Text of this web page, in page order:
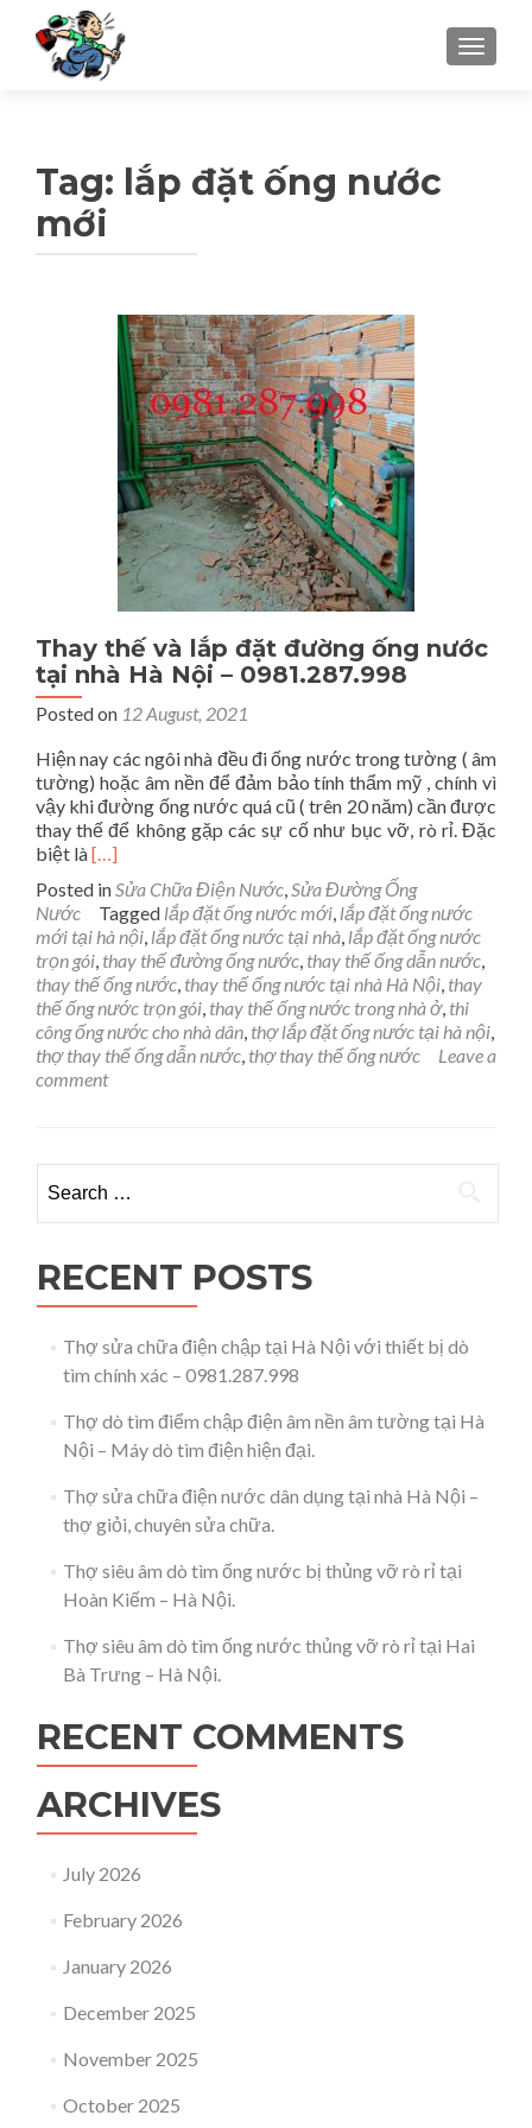
Tag: lắp đặt ống nước
mới
Thay thế và lắp đặt đường ống nước
tại nhà Hà Nội – 0981.287.998
Posted on 12 August, 2021
Hiện nay các ngôi nhà đều đi ống nước trong tường ( âm
tường) hoặc âm nền để đảm bảo tính thẩm mỹ , chính vì
vậy khi đường ống nước quá cũ ( trên 20 năm) cần được
thay thế để không gặp các sự cố như bục vỡ, rò rỉ. Đặc
biệt làRead
more
about
Thay
thế
và
lắp
đặt
đường
ống
nước
Hà
Nội
[…]
Posted inSửa Chữa Điện Nước,Sửa Đường Ống
Nước
Tagged lắp đặt ống nước mới, lắp đặt ống nước
mới tại hà nội, lắp đặt ống nước tại nhà, lắp đặt ống nước
trọn gói, thay thế đường ống nước, thay thế ống dẫn nước,
thay thế ống nước, thay thế ống nước tại nhà Hà Nội, thay
thế ống nước trọn gói, thay thế ống nước trong nhà ở, thi
công ống nước cho nhà dân, thợ lắp đặt ống nước tại hà nội,
thợ thay thế ống dẫn nước, thợ thay thế ống nước
Leave a
comment
RECENT POSTS
Thợ sửa chữa điện chập tại Hà Nội với thiết bị dò
tìm chính xác – 0981.287.998
Thợ dò tìm điểm chập điện âm nền âm tường tại Hà
Nội – Máy dò tìm điện hiện đại.
Thợ sửa chữa điện nước dân dụng tại nhà Hà Nội –
thợ giỏi, chuyên sửa chữa.
Thợ siêu âm dò tìm ống nước bị thủng vỡ rò rỉ tại
Hoàn Kiếm – Hà Nội.
Thợ siêu âm dò tìm ống nước thủng vỡ rò rỉ tại Hai
Bà Trưng – Hà Nội.
RECENT COMMENTS
ARCHIVES
July 2026
February 2026
January 2026
December 2025
November 2025
October 2025